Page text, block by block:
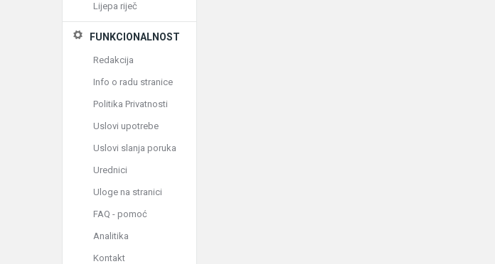
Lijepa riječ
FUNKCIONALNOST
Redakcija
Info o radu stranice
Politika Privatnosti
Uslovi upotrebe
Uslovi slanja poruka
Urednici
Uloge na stranici
FAQ - pomoć
Analitika
Kontakt